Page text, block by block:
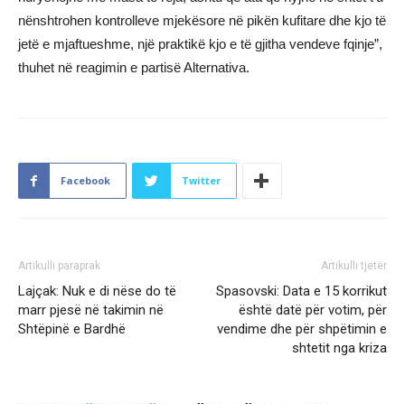
nënshtrohen kontrolleve mjekësore në pikën kufitare dhe kjo të
jetë e mjaftueshme, një praktikë kjo e të gjitha vendeve fqinje”,
thuhet në reagimin e partisë Alternativa.
Facebook Twitter
Artikulli paraprak
Lajçak: Nuk e di nëse do të
marr pjesë në takimin në
Shtëpinë e Bardhë
Artikulli tjetër
Spasovski: Data e 15 korrikut
është datë për votim, për
vendime dhe për shpëtimin e
shtetit nga kriza